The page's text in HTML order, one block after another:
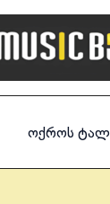
ოქროს